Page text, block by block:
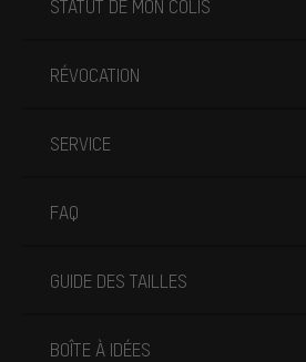
STATUT DE MON COLIS
RÉVOCATION
SERVICE
FAQ
GUIDE DES TAILLES
BOÎTE À IDÉES